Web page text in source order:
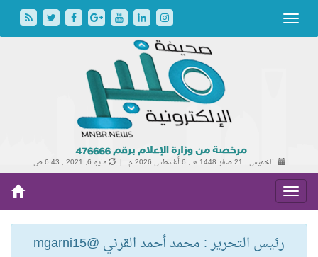
الخميس , 21 صفر 1448 هـ , 6 أغسطس 2026 م | مايو 6, 2021 , 6:43 ص
رئيس التحرير : محمد أحمد القرني @mgarni15